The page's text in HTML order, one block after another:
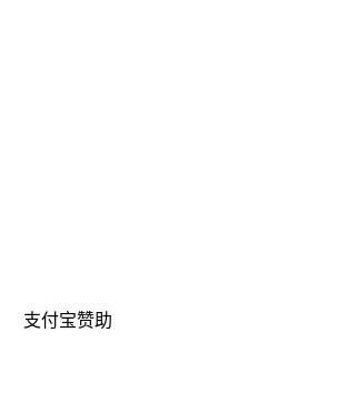
支付宝赞助